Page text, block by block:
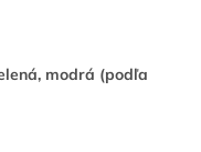
modrá (podľa